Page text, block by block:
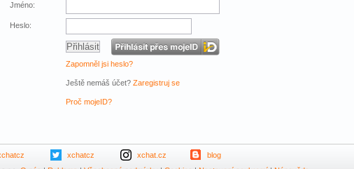
Jméno:
Heslo:
Zapomněl jsi heslo?
Ještě nemáš účet? Zaregistruj se
Proč mojeID?
xchatcz xchat.cz
blog